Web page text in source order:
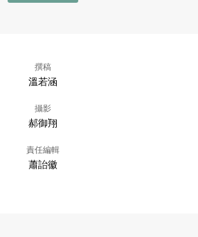
撰稿
溫若涵
攝影
郝御翔
責任編輯
蕭詒徽